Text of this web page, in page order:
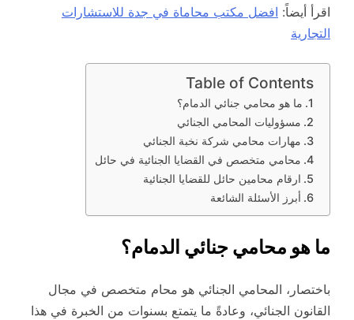
اقرأ أيضاً: افضل مكتب محاماة في جدة للاستشارات
التجارية
Table of Contents
ما هو محامي جنائي الدمام؟
مسؤوليات المحامي الجنائي
مهارات محامي شركة نخبة الجنائي
محامي متخصص في القضايا الجنائية في حائل
ارقام محامين حائل للقضايا الجنائية
أبرز الأسئلة الشائعة
ما هو محامي جنائي الدمام؟
باختصار، المحامي الجنائي هو محام متخصص في مجال
القانون الجنائي، وعادةً ما يتمتع بسنوات من الخبرة في هذا